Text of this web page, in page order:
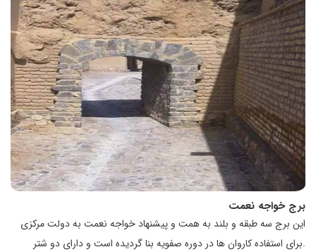
برج خواجه نعمت
این برج سه طبقه و بلند به همت و پیشنهاد خواجه نعمت به دولت مرکزی
.برای استفاده کاروان ها در دوره صفویه بنا گردیده است و دارای دو شتر